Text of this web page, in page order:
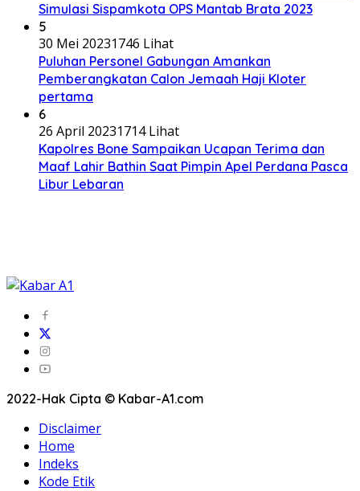
Simulasi Sispamkota OPS Mantab Brata 2023
5
30 Mei 20231746 Lihat
Puluhan Personel Gabungan Amankan
Pemberangkatan Calon Jemaah Haji Kloter
pertama
6
26 April 20231714 Lihat
Kapolres Bone Sampaikan Ucapan Terima dan
Maaf Lahir Bathin Saat Pimpin Apel Perdana Pasca
Libur Lebaran
2022-Hak Cipta © Kabar-A1.com
Disclaimer
Home
Indeks
Kode Etik